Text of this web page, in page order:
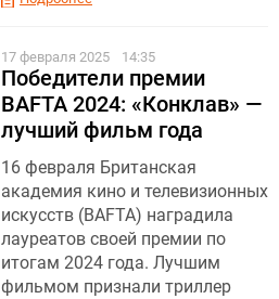
17 февраля 2025 14:35
Победители премии
BAFTA 2024: «Конклав» —
лучший фильм года
16 февраля Британская
академия кино и телевизионных
искусств (BAFTA) наградила
лауреатов своей премии по
итогам 2024 года. Лучшим
фильмом признали триллер